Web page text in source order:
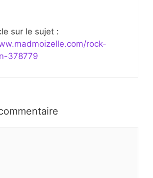
sur le sujet :
rock-
378779